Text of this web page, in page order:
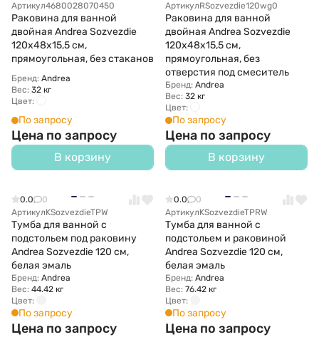
Артикул4680028070450
Раковина для ванной
двойная Andrea Sozvezdie
120х48х15,5 см,
прямоугольная, без стаканов
Бренд: Andrea
Вес: 32 кг
Цвет:
По запросу
Цена по запросу
В корзину
АртикулRSozvezdie120wg0
Раковина для ванной
двойная Andrea Sozvezdie
120х48х15,5 см,
прямоугольная, без
отверстия под смеситель
Бренд: Andrea
Вес: 32 кг
Цвет:
По запросу
Цена по запросу
В корзину
0.0
0
АртикулKSozvezdieTPW
Тумба для ванной с
подстольем под раковину
Andrea Sozvezdie 120 см,
белая эмаль
Бренд: Andrea
Вес: 44.42 кг
Цвет:
По запросу
Цена по запросу
0.0
0
АртикулKSozvezdieTPRW
Тумба для ванной с
подстольем и раковиной
Andrea Sozvezdie 120 см,
белая эмаль
Бренд: Andrea
Вес: 76.42 кг
Цвет:
По запросу
Цена по запросу